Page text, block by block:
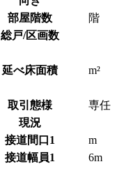
部屋階数
階
総戸/区画数
延べ床面積
m²
取引態様
専任
現況
接道間口1
m
接道幅員1
6m